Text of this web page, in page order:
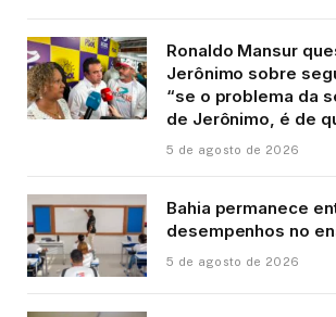
Ronaldo Mansur
Jerônimo sobre
“se o problema da
de Jerônimo, é de
5 de agosto de 2026
Bahia permanece
desempenhos no
5 de agosto de 2026